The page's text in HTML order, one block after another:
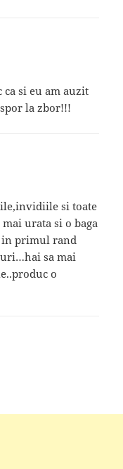
si eu am auzit
la zbor!!!
si toate
urata si o baga
in primul rand
sa mai
o